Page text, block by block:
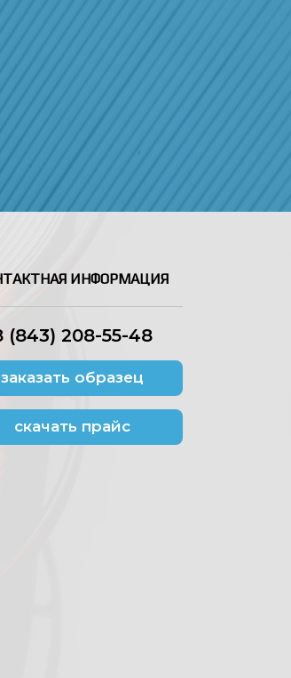
ИНФОРМАЦИЯ
(843) 208-55-48
заказать образец
скачать прайс